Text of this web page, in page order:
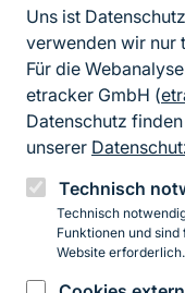
Uns ist
verwenden wir nur
Für die
etracker GmbH (
Datenschutz
unserer
Technisch
Technisch
Funktionen und
Website erforderlich.